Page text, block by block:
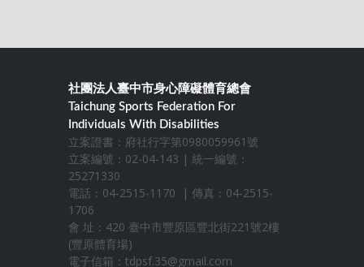
社團法人臺中市身心障礙體育總會
Taichung Sports Federation For
Individuals With Disabilities
立案證書：府社行字第0980059961號
立案編號：02-04-143 | 統一編號：
25271330
電話：04-2515-1170 | 傳真：04-2515-
1706
會 址：420 臺中市豐原區豐北街221號2樓
(豐原體育場)
電子信箱： tdpsf.35@gmail.com